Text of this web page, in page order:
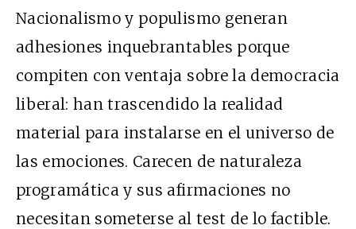
Nacionalismo y populismo generan
adhesiones inquebrantables porque
compiten con ventaja sobre la democracia
liberal: han trascendido la realidad
material para instalarse en el universo de
las emociones. Carecen de naturaleza
programática y sus afirmaciones no
necesitan someterse al test de lo factible.